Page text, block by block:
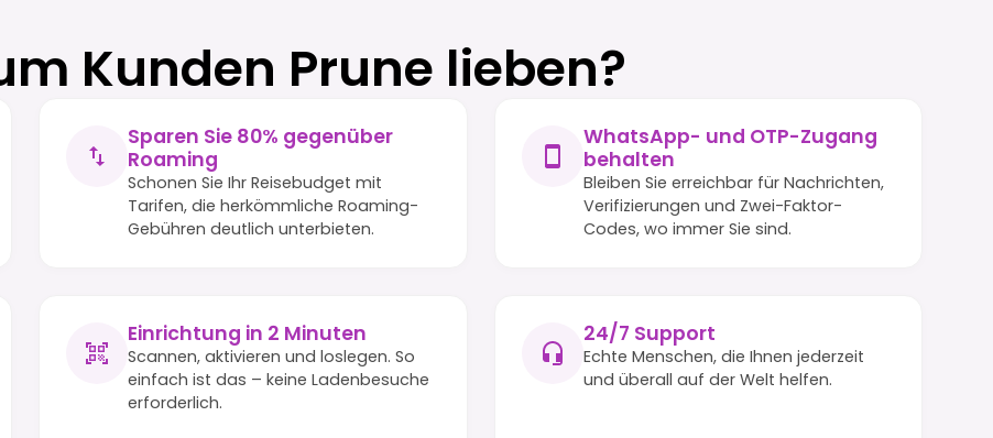
Kunden Prune lieben?
Sparen Sie 80% gegenüber
Roaming
Schonen Sie Ihr Reisebudget mit
Tarifen, die herkömmliche Roaming-
Gebühren deutlich unterbieten.
WhatsApp- und OTP-Zugang
behalten
Bleiben Sie erreichbar für Nachrichten,
Verifizierungen und Zwei-Faktor-
Codes, wo immer Sie sind.
Einrichtung in 2 Minuten
Scannen, aktivieren und loslegen. So
einfach ist das – keine Ladenbesuche
erforderlich.
24/7 Support
Echte Menschen, die Ihnen jederzeit
und überall auf der Welt helfen.